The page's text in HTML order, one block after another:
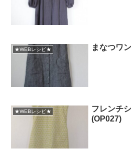
★WEBレシピ★ まなつワ
★WEBレシピ★
フレンチ
(OP027)